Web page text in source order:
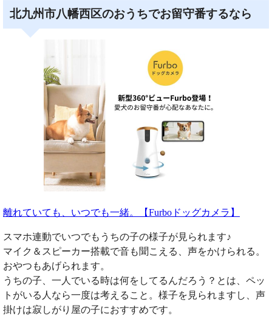
北九州市八幡西区のおうちでお留守番するなら
離れていても、いつでも一緒。【Furboドッグカメラ】
スマホ連動でいつでもうちの子の様子が見られます♪
マイク＆スピーカー搭載で音も聞こえる、声をかけられる。
おやつもあげられます。
うちの子、一人でいる時は何をしてるんだろう？とは、ペッ
トがいる人なら一度は考えること。様子を見られますし、声
掛けは寂しがり屋の子におすすめです。